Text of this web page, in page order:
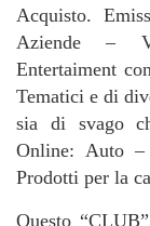
Acquisto.
Aziende –
Entertaiment
Tematici e di
sia di svago
Online: Auto
Prodotti per la
Questo